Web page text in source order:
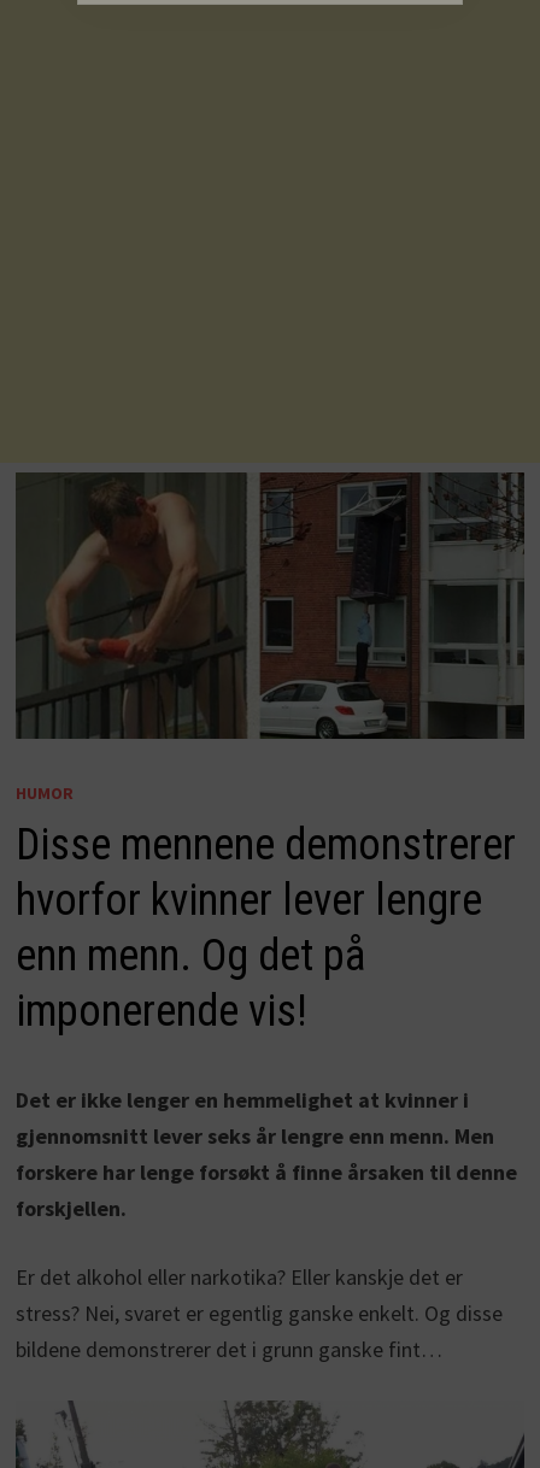
HUMOR
Disse mennene demonstrerer
hvorfor kvinner lever lengre
enn menn. Og det på
imponerende vis!
Det er ikke lenger en hemmelighet at kvinner i
gjennomsnitt lever seks år lengre enn menn. Men
forskere har lenge forsøkt å finne årsaken til denne
forskjellen.
Er det alkohol eller narkotika? Eller kanskje det er
stress? Nei, svaret er egentlig ganske enkelt. Og disse
bildene demonstrerer det i grunn ganske fint…